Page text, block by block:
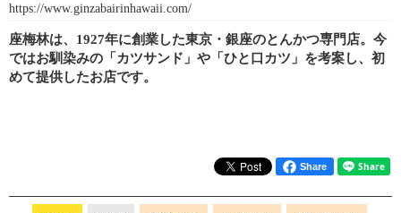
https://www.ginzabairinhawaii.com/
座梅林は、1927年に創業した東京・銀座のとんかつ専門店。今
ではお馴染みの「カツサンド」や「ひと口カツ」を考案し、初
めて提供したお店です。
Share